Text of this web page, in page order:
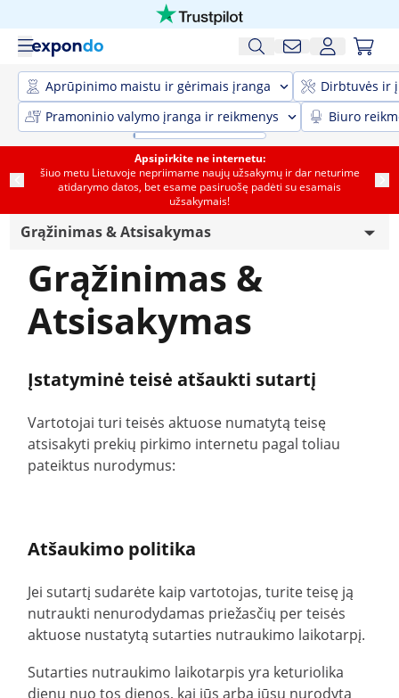
Aprūpinimo maistu ir gėrimais įranga
Dirbtuvės ir
Pramoninio valymo įranga ir reikmenys
Biuro
Apsipirkite ne internetu:
šiuo metu Lietuvoje nepriimame naujų užsakymų ir dar neturime
atidarymo datos, bet esame pasiruošę padėti su esamais
užsakymais!
Grąžinimas & Atsisakymas
Akumuliatorių naudojimo taisyklės
Garantuojamos geriausios kainos
Teisinis pranešimas
Mokėjimo būdai
Privatumo duomenys
Grąžinimas & Atsisakymas
Taisyklės ir sąlygos
Priemokos garantijos sąlygos
Grąžinimas &
Atsisakymas
Įstatyminė teisė atšaukti sutartį
Vartotojai turi teisės aktuose numatytą teisę
atsisakyti prekių pirkimo internetu pagal toliau
pateiktus nurodymus:
Atšaukimo politika
Jei sutartį sudarėte kaip vartotojas, turite teisę ją
nutraukti nenurodydamas priežasčių per teisės
aktuose nustatytą sutarties nutraukimo laikotarpį.
Sutarties nutraukimo laikotarpis yra keturiolika
dienų nuo tos dienos, kai jūs arba jūsų nurodyta